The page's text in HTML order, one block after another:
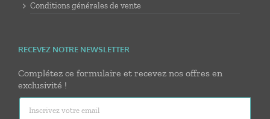
Conditions générales de vente
RECEVEZ NOTRE NEWSLETTER
Complétez ce formulaire et recevez nos offres en
exclusivité !